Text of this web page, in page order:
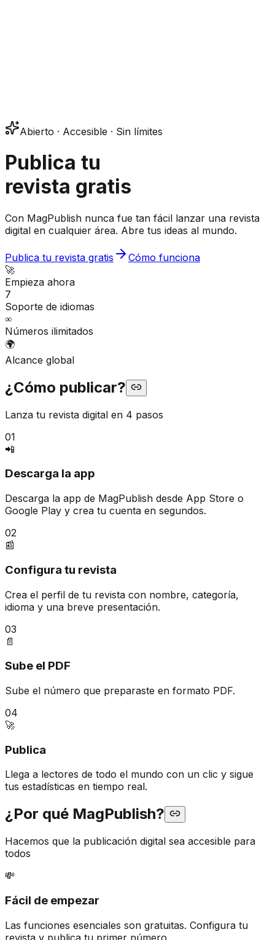
Abierto · Accesible · Sin límites
Publica tu
revista gratis
Con MagPublish nunca fue tan fácil lanzar una revista
digital en cualquier área. Abre tus ideas al mundo.
Publica tu revista gratis
Cómo funciona
🚀
Empieza ahora
7
Soporte de idiomas
∞
Números ilimitados
🌍
Alcance global
¿Cómo publicar?
Lanza tu revista digital en 4 pasos
01
📲
Descarga la app
Descarga la app de MagPublish desde App Store o
Google Play y crea tu cuenta en segundos.
02
📰
Configura tu revista
Crea el perfil de tu revista con nombre, categoría,
idioma y una breve presentación.
03
📄
Sube el PDF
Sube el número que preparaste en formato PDF.
04
🚀
Publica
Llega a lectores de todo el mundo con un clic y sigue
tus estadísticas en tiempo real.
¿Por qué MagPublish?
Hacemos que la publicación digital sea accesible para
todos
💸
Fácil de empezar
Las funciones esenciales son gratuitas. Configura tu
revista y publica tu primer número.